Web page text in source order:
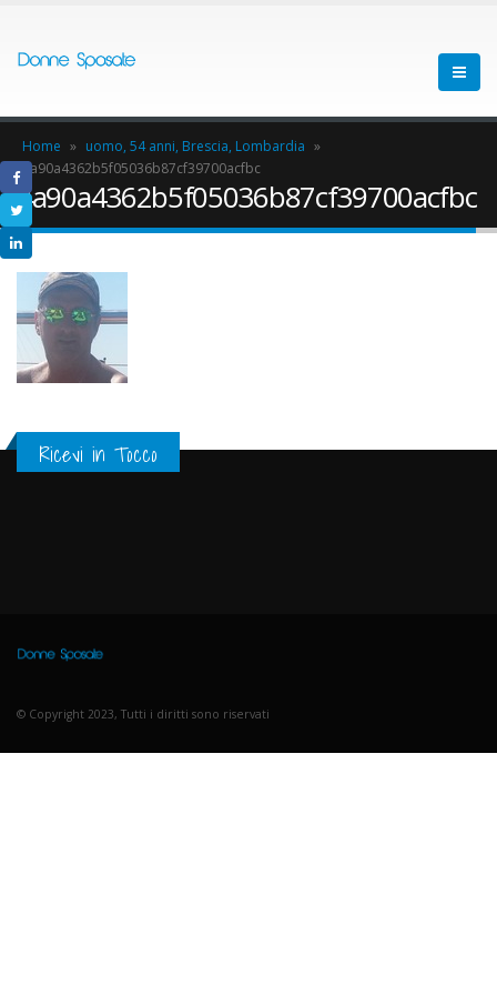
Home » uomo, 54 anni, Brescia, Lombardia »
4a90a4362b5f05036b87cf39700acfbc
4a90a4362b5f05036b87cf39700acfbc
Ricevi in Tocco
© Copyright 2023, Tutti i diritti sono riservati